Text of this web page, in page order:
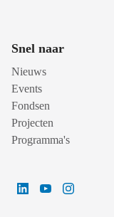
Snel naar
Nieuws
Events
Fondsen
Projecten
Programma's